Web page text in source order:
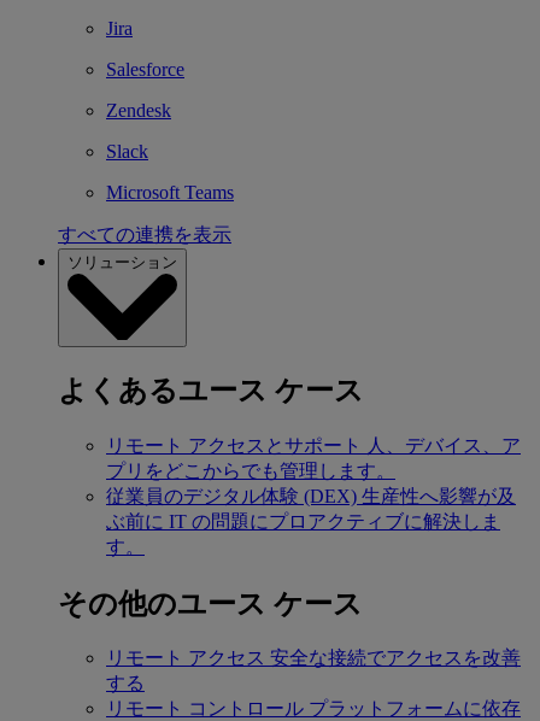
Jira
Salesforce
Zendesk
Slack
Microsoft Teams
すべての連携を表示
ソリューション
よくあるユース ケース
リモート アクセスとサポート
人、デバイス、ア
プリをどこからでも管理します。
従業員のデジタル体験 (DEX) 生産性へ影響が及
ぶ前に IT の問題にプロアクティブに解決しま
す。
その他のユース ケース
リモート アクセス 安全な接続でアクセスを改善
する
リモート コントロール プラットフォームに依存